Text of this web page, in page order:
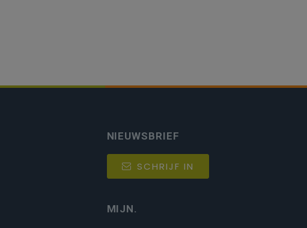
NIEUWSBRIEF
SCHRIJF IN
MIJN.